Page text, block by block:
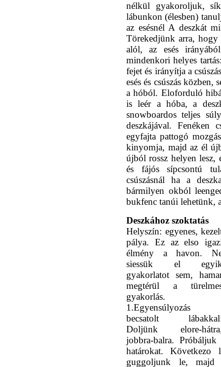
nélkül gyakoroljuk,
lábunkon (élesben)
az esésnél A deszkát
Törekedjünk arra,
alól, az esés
mindenkori helyes
fejet és irányítja a
esés és csúszás
a hóból. Eloforduló
is leér a hóba, a
snowboardos teljes
deszkájával. Fenéken
egyfajta pattogó
kinyomja, majd az él
újból rossz helyen lesz,
és fájós sípcsontú
csúszásnál ha a
bármilyen okból
bukfenc tanúi lehetünk,
Deszkához szoktatás
Helyszín: egyenes,
pálya. Ez az elso
élmény a havon.
siessük el
gyakorlatot sem,
megtérül a
gyakorlás.
1.Egyensúlyozás
becsatolt
Doljünk elore-
jobbra-balra.
határokat. Következo
guggoljunk le, majd